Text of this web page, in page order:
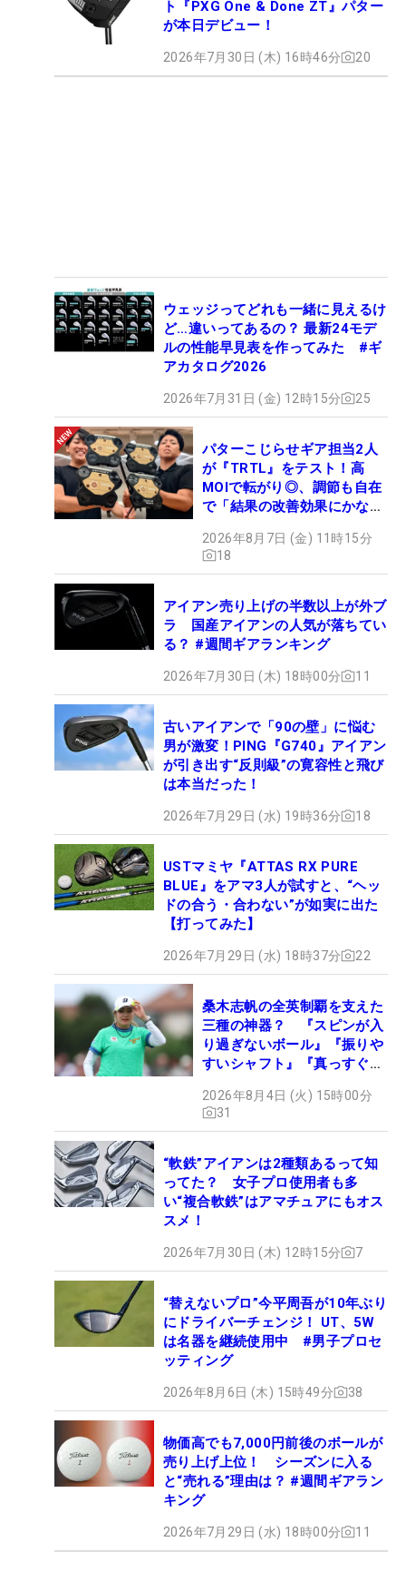
ト『PXG One & Done ZT』パター
が本日デビュー！
2026年7月30日 (木) 16時46分 20
ウェッジってどれも一緒に見えるけ
ど…違いってあるの？ 最新24モデ
ルの性能早見表を作ってみた #ギ
アカタログ2026
2026年7月31日 (金) 12時15分 25
パターこじらせギア担当2人
が『TRTL』をテスト！高
MOIで転がり◎、調節も自在
で「結果の改善効果にかなり
2026年8月7日 (金) 11時15分
18
アイアン売り上げの半数以上が外ブ
ラ 国産アイアンの人気が落ちてい
る？ #週間ギアランキング
2026年7月30日 (木) 18時00分 11
古いアイアンで「90の壁」に悩む
男が激変！PING『G740』アイアン
が引き出す“反則級”の寛容性と飛び
は本当だった！
2026年7月29日 (水) 19時36分 18
USTマミヤ『ATTAS RX PURE
BLUE』をアマ3人が試すと、“ヘッ
ドの合う・合わない”が如実に出た
【打ってみた】
2026年7月29日 (水) 18時37分 22
桑木志帆の全英制覇を支えた
三種の神器？ 『スピンが入
り過ぎないボール』『振りや
すいシャフト』『真っすぐ飛
セッティング
2026年8月4日 (火) 15時00分
31
“軟鉄”アイアンは2種類あるって知
ってた？ 女子プロ使用者も多
い“複合軟鉄”はアマチュアにもオス
スメ！
2026年7月30日 (木) 12時15分 7
“替えないプロ”今平周吾が10年ぶり
にドライバーチェンジ！ UT、5W
は名器を継続使用中 #男子プロセ
ッティング
2026年8月6日 (木) 15時49分 38
物価高でも7,000円前後のボールが
売り上げ上位！ シーズンに入る
と“売れる”理由は？ #週間ギアラン
キング
2026年7月29日 (水) 18時00分 11